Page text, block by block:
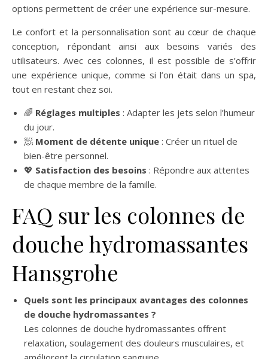
options permettent de créer une expérience sur-mesure.
Le confort et la personnalisation sont au cœur de chaque
conception, répondant ainsi aux besoins variés des
utilisateurs. Avec ces colonnes, il est possible de s’offrir
une expérience unique, comme si l’on était dans un spa,
tout en restant chez soi.
🌈 Réglages multiples : Adapter les jets selon l’humeur
du jour.
🧖 Moment de détente unique : Créer un rituel de
bien-être personnel.
💖 Satisfaction des besoins : Répondre aux attentes
de chaque membre de la famille.
FAQ sur les colonnes de
douche hydromassantes
Hansgrohe
Quels sont les principaux avantages des colonnes
de douche hydromassantes ?
Les colonnes de douche hydromassantes offrent
relaxation, soulagement des douleurs musculaires, et